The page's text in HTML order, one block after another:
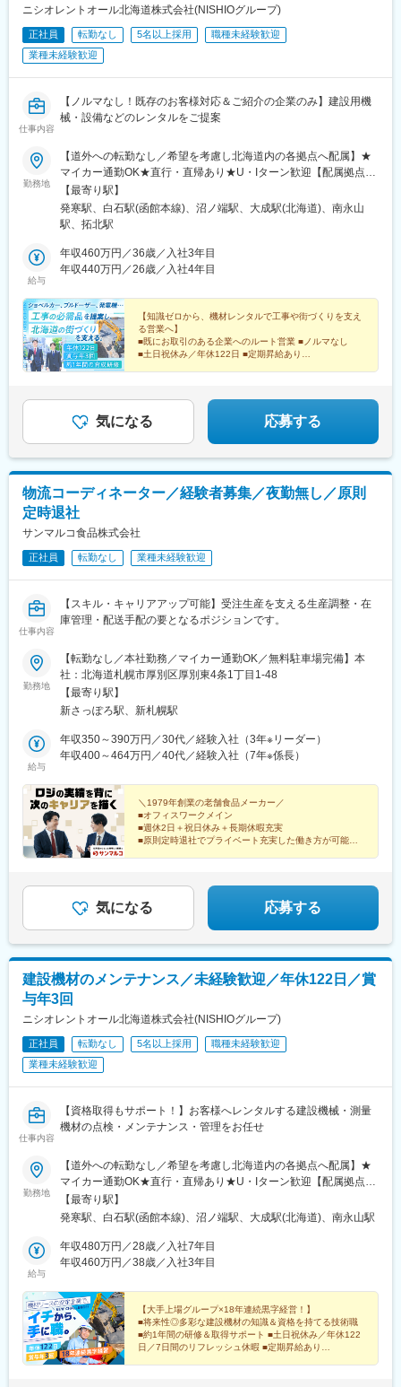
ニシオレントオール北海道株式会社(NISHIOグループ)
正社員 転勤なし 5名以上採用
職種未経験歓迎
業種未経験歓迎
仕事内容
【ノルマなし！既存のお客様対応＆ご紹介の企業のみ】建設用機
械・設備などのレンタルをご提案
勤務地
【道外への転勤なし／希望を考慮し北海道内の各拠点へ配属】★
マイカー通勤OK★直行・直帰あり★U・Iターン歓迎【配属拠点】
■札幌西営業所：北海道札幌市西区発寒10条14丁目1069-1■札幌
東営業所：北海道札幌市白石区米里5条2丁目1-1■苫小牧営業所：
北海道苫小牧市一本松町2-1■帯広営業所：北海道河西郡芽室町東
仮設センター：北海道石狩市生振540-8※受動喫煙対策あり（屋内
原則禁煙）
【最寄り駅】
発寒駅、白石駅(函館本線)、沼ノ端駅、大成駅(北海道)、南永山
駅、拓北駅
給与
年収460万円／36歳／入社3年目
年収440万円／26歳／入社4年目
【知識ゼロから、機材レンタルで工事や街づくりを支え
る営業へ】
■既にお取引のある企業へのルート営業 ■ノルマなし
■土日祝休み／年休122日 ■定期昇給あり
気になる 応募する
物流コーディネーター／経験者募集／夜勤無し／原則
定時退社
サンマルコ食品株式会社
正社員 転勤なし 業種未経験歓迎
仕事内容
【スキル・キャリアアップ可能】受注生産を支える生産調整・在
庫管理・配送手配の要となるポジションです。
勤務地
【転勤なし／本社勤務／マイカー通勤OK／無料駐車場完備】本
社：北海道札幌市厚別区厚別東4条1丁目1-48
【最寄り駅】
新さっぽろ駅、新札幌駅
給与
年収350～390万円／30代／経験入社（3年※リーダー）
年収400～464万円／40代／経験入社（7年※係長）
＼1979年創業の老舗食品メーカー／
■オフィスワークメイン
■週休2日＋祝日休み＋長期休暇充実
■原則定時退社でプライベート充実した働き方が可能！
気になる 応募する
建設機材のメンテナンス／未経験歓迎／年休122日／賞
与年3回
ニシオレントオール北海道株式会社(NISHIOグループ)
正社員 転勤なし 5名以上採用
職種未経験歓迎
業種未経験歓迎
仕事内容
【資格取得もサポート！】お客様へレンタルする建設機械・測量
機材の点検・メンテナンス・管理をお任せ
勤務地
【道外への転勤なし／希望を考慮し北海道内の各拠点へ配属】★
マイカー通勤OK★直行・直帰あり★U・Iターン歓迎【配属拠点】
■札幌西営業所：北海道札幌市西区発寒10条14丁目1069-1■札幌
東営業所：北海道札幌市白石区米里5条2丁目1-1■苫小牧営業所：
芽室基線11-3■旭川営業所：北海道旭川市永山14条3丁目4-6※受動
喫煙対策あり（屋内原則禁煙）
【最寄り駅】
発寒駅、白石駅(函館本線)、沼ノ端駅、大成駅(北海道)、南永山駅
給与
年収480万円／28歳／入社7年目
年収460万円／38歳／入社3年目
【大手上場グループ×18年連続黒字経営！】
■将来性◎多彩な建設機材の知識＆資格を持てる技術職
■約1年間の研修＆取得サポート ■土日祝休み／年休122
日／7日間のリフレッシュ休暇 ■定期昇給あり